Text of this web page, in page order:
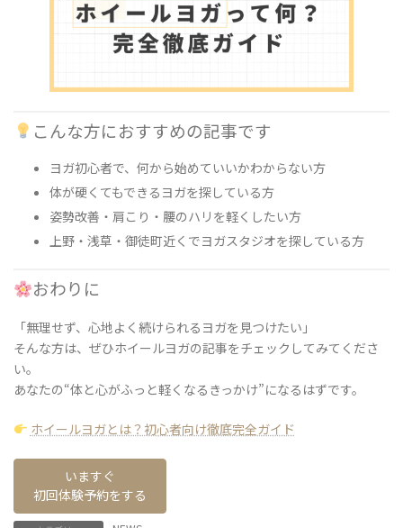
こんな方におすすめの記事です
ヨガ初心者で、何から始めていいかわからない方
体が硬くてもできるヨガを探している方
姿勢改善・肩こり・腰のハリを軽くしたい方
上野・浅草・御徒町近くでヨガスタジオを探している方
おわりに
「無理せず、心地よく続けられるヨガを見つけたい」
そんな方は、ぜひホイールヨガの記事をチェックしてみてくださ
い。
あなたの“体と心がふっと軽くなるきっかけ”になるはずです。
ホイールヨガとは？初心者向け徹底完全ガイド
いますぐ
初回体験予約をする